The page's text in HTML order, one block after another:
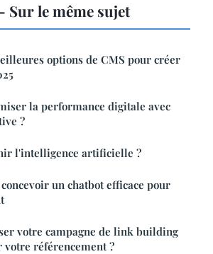
le même sujet
options de CMS pour créer
la performance digitale avec
?
l'intelligence artificielle ?
un chatbot efficace pour
votre campagne de link building
référencement ?